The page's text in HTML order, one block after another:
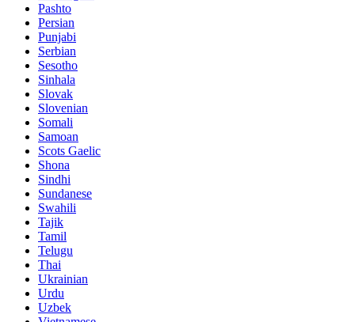
Pashto
Persian
Punjabi
Serbian
Sesotho
Sinhala
Slovak
Slovenian
Somali
Samoan
Scots Gaelic
Shona
Sindhi
Sundanese
Swahili
Tajik
Tamil
Telugu
Thai
Ukrainian
Urdu
Uzbek